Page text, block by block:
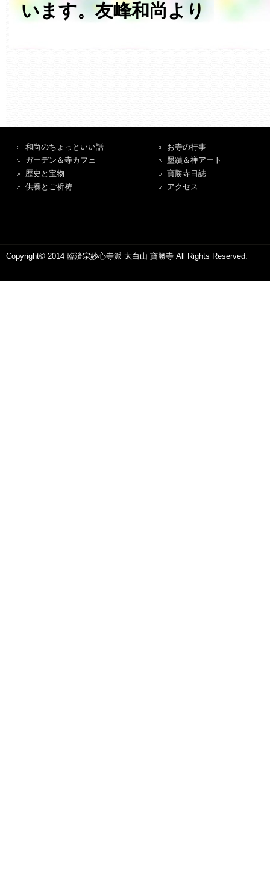
います。友峰和尚より
和尚のちょっといい話
ガーデン＆寺カフェ
歴史と宝物
供養とご祈祷
お寺の行事
墨蹟＆禅アート
寶勝寺日誌
アクセス
Copyright© 2014 臨済宗妙心寺派 太白山 寶勝寺 All Rights Reserved.